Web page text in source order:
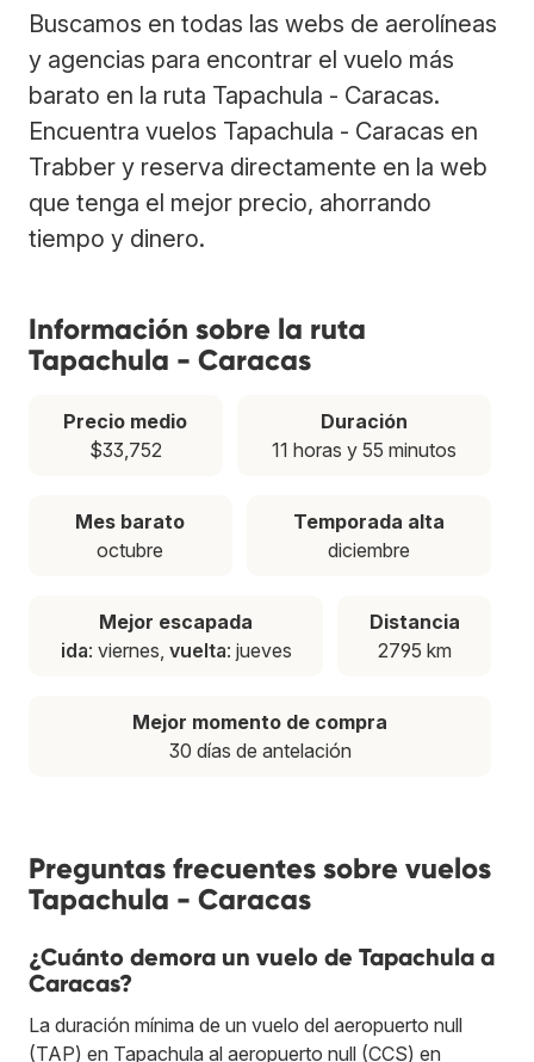
Buscamos en todas las webs de aerolíneas
y agencias para encontrar el vuelo más
barato en la ruta Tapachula - Caracas.
Encuentra vuelos Tapachula - Caracas en
Trabber y reserva directamente en la web
que tenga el mejor precio, ahorrando
tiempo y dinero.
Información sobre la ruta
Tapachula - Caracas
Precio medio
$33,752
Duración
11 horas y 55 minutos
Mes barato
octubre
Temporada alta
diciembre
Mejor escapada
ida: viernes, vuelta: jueves
Distancia
2795 km
Mejor momento de compra
30 días de antelación
Preguntas frecuentes sobre vuelos
Tapachula - Caracas
¿Cuánto demora un vuelo de Tapachula a
Caracas?
La duración mínima de un vuelo del aeropuerto null
(TAP) en Tapachula al aeropuerto null (CCS) en